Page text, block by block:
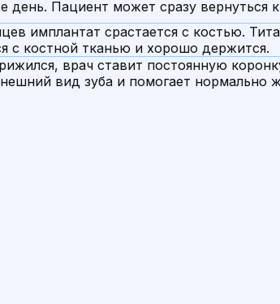
день. Пациент может сразу вернуться
имплантат срастается с костью.
с костной тканью и хорошо держится.
врач ставит постоянную
вид зуба и помогает нормально